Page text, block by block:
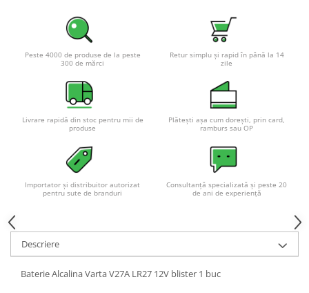
Peste 4000 de produse de la peste
300 de mărci
Retur simplu și rapid în până la 14
zile
Livrare rapidă din stoc pentru mii de
produse
Plătești așa cum dorești, prin card,
ramburs sau OP
Importator și distribuitor autorizat
pentru sute de branduri
Consultanță specializată și peste 20
de ani de experiență
Descriere
Baterie Alcalina Varta V27A LR27 12V blister 1 buc